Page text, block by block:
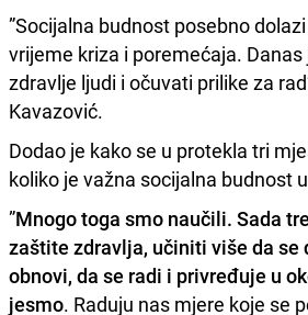
”Socijalna budnost posebno
vrijeme kriza i poremećaja.
zdravlje ljudi i očuvati prilike za
Kavazović.
Dodao je kako se u protekla tri
koliko je važna socijalna budnost
”Mnogo toga smo naučili. Sada
zaštite zdravlja, učiniti više da se
obnovi, da se radi i privređuje u
jesmo. Raduju nas mjere koje se